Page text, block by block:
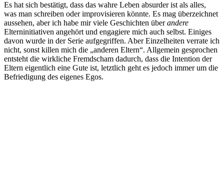
Es hat sich bestätigt, dass das wahre Leben absurder ist als alles,
was man schreiben oder improvisieren könnte. Es mag überzeichnet
aussehen, aber ich habe mir viele Geschichten überandere
Elterninitiativen angehört und engagiere mich auch selbst. Einiges
davon wurde in der Serie aufgegriffen. Aber Einzelheiten verrate ich
nicht, sonst killen mich die „anderen Eltern“. Allgemein gesprochen
entsteht die wirkliche Fremdscham dadurch, dass die Intention der
Eltern eigentlich eine Gute ist, letztlich geht es jedoch immer um die
Befriedigung des eigenes Egos.